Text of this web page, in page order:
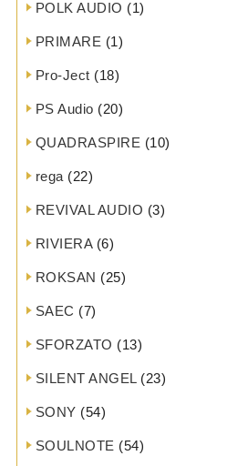
POLK AUDIO (1)
PRIMARE (1)
Pro-Ject (18)
PS Audio (20)
QUADRASPIRE (10)
rega (22)
REVIVAL AUDIO (3)
RIVIERA(6)
ROKSAN (25)
SAEC (7)
SFORZATO (13)
SILENT ANGEL(23)
SONY (54)
SOULNOTE (54)